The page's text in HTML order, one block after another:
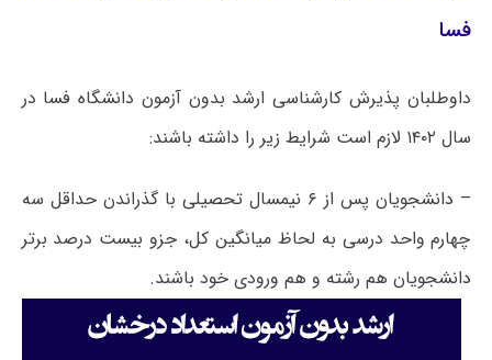
فسا
داوطلبان پذیرش کارشناسی ارشد بدون آزمون دانشگاه فسا در
سال ۱۴۰۲ لازم است شرایط زیر را داشته باشند:
– دانشجویان پس از ۶ نیمسال تحصیلی با گذراندن حداقل سه
چهارم واحد درسی به لحاظ میانگین کل، جزو بیست درصد برتر
دانشجویان هم رشته و هم ورودی خود باشند.